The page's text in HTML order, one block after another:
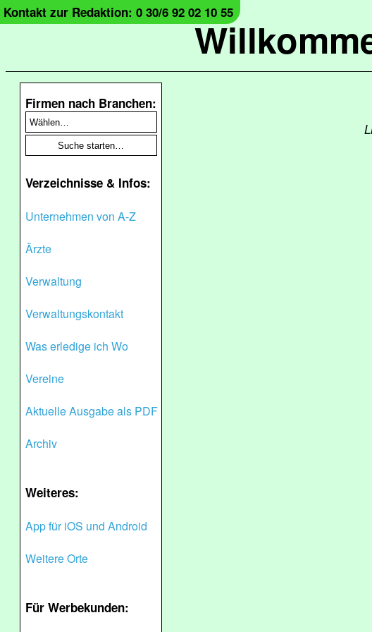
Kontakt zur Redaktion: 0 30/6 92 02 10 55
Firmen nach Branchen:
Verzeichnisse & Infos:
Unternehmen von A-Z
Ärzte
Verwaltung
Verwaltungskontakt
Was erledige ich Wo
Vereine
Aktuelle Ausgabe als PDF
Archiv
Weiteres:
App für iOS und Android
Weitere Orte
Für Werbekunden: